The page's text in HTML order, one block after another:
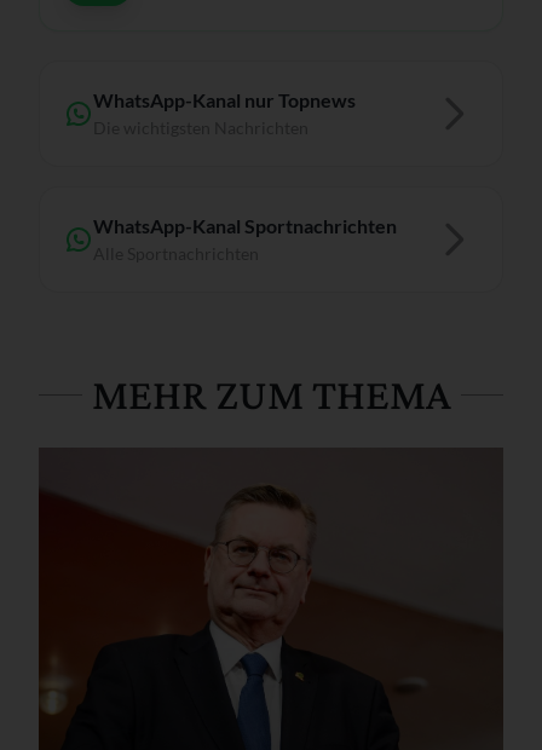
WhatsApp-Kanal nur Topnews
WhatsApp-Kanal Sportnachrichten
MEHR ZUM THEMA